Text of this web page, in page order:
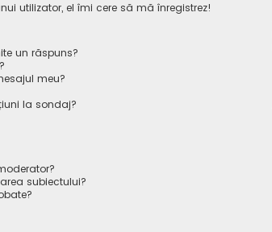
utilizator, el îmi cere să mă înregistrez!
un răspuns?
meu?
la sondaj?
subiectului?